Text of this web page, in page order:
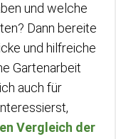
und welche
Dann bereite
und hilfreiche
Gartenarbeit
auch für
Vergleich der